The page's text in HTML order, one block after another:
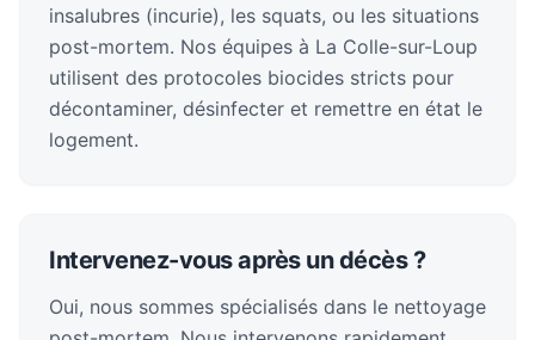
insalubres (incurie), les squats, ou les situations
post-mortem. Nos équipes à La Colle-sur-Loup
utilisent des protocoles biocides stricts pour
décontaminer, désinfecter et remettre en état le
logement.
Intervenez-vous après un décès ?
Oui, nous sommes spécialisés dans le nettoyage